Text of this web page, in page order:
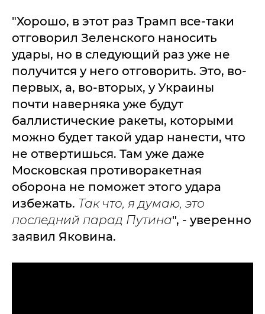
"Хорошо, в этот раз Трамп все-таки
отговорил Зеленского наносить
удары, но в следующий раз уже не
получится у него отговорить. Это, во-
первых, а, во-вторых, у Украины
почти наверняка уже будут
баллистические ракеты, которыми
можно будет такой удар нанести, что
не отвертишься. Там уже даже
Московская противоракетная
оборона не поможет этого удара
избежать. Так что, я думаю, это
последний парад Путина", - уверенно
заявил Яковина.